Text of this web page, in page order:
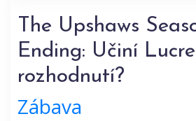
The Upshaws
Ending: Učiní
rozhodnutí?
Zábava